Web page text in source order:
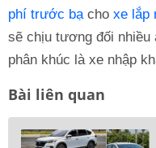
phí trước bạ cho xe lắp
sẽ chịu tương đối
phân khúc là xe nhập
Bài liên quan